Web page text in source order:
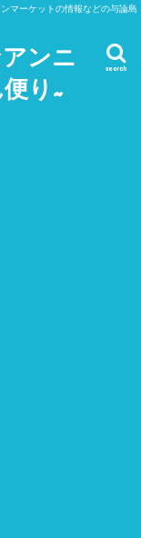
マーケットの情報などの与論島
ンニ
り~
search